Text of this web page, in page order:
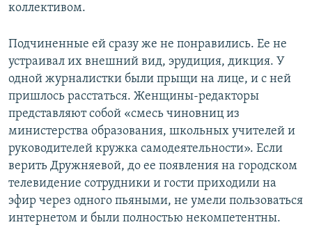
коллективом.
Подчиненные ей сразу же не понравились. Ее не
устраивал их внешний вид, эрудиция, дикция. У
одной журналистки были прыщи на лице, и с ней
пришлось расстаться. Женщины-редакторы
представляют собой «смесь чиновниц из
министерства образования, школьных учителей и
руководителей кружка самодеятельности». Если
верить Дружняевой, до ее появления на городском
телевидение сотрудники и гости приходили на
эфир через одного пьяными, не умели пользоваться
интернетом и были полностью некомпетентны.